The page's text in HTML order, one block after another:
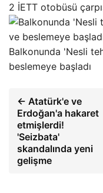
2 İETT otobüsü
Balkonunda 'Nesli
beslemeye başladı
← Atatürk'e ve
Erdoğan'a hakaret
etmişlerdi!
'Seizbata'
skandalında yeni
gelişme